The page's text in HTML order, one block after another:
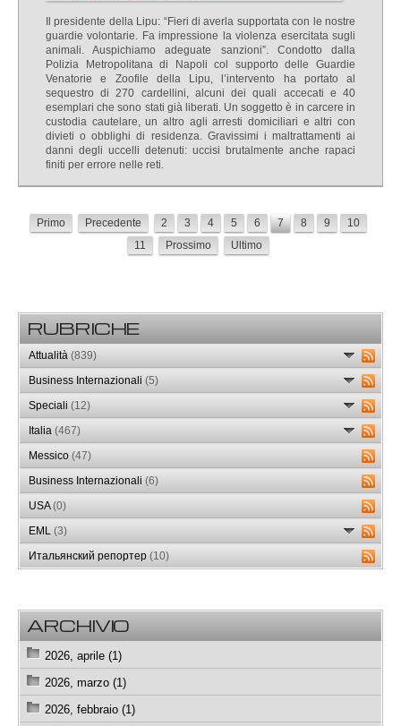
Il presidente della Lipu: “Fieri di averla supportata con le nostre
guardie volontarie. Fa impressione la violenza esercitata sugli
animali. Auspichiamo adeguate sanzioni”. Condotto dalla
Polizia Metropolitana di Napoli col supporto delle Guardie
Venatorie e Zoofile della Lipu, l’intervento ha portato al
sequestro di 270 cardellini, alcuni dei quali accecati e 40
esemplari che sono stati già liberati. Un soggetto è in carcere in
custodia cautelare, un altro agli arresti domiciliari e altri con
divieti o obblighi di residenza. Gravissimi i maltrattamenti ai
danni degli uccelli detenuti: uccisi brutalmente anche rapaci
finiti per errore nelle reti.
Primo Precedente 2 3 4 5 6 7 8 9
10
11
Prossimo Ultimo
RUBRICHE
Attualità (839)
Business Internazionali (5)
Speciali (12)
Italia (467)
Messico (47)
Business Internazionali (6)
USA(0)
EML (3)
Итальянский репортер (10)
ARCHIVIO
2026, aprile (1)
2026, marzo (1)
2026, febbraio (1)